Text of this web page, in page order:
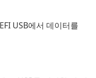
USB에서 데이터를